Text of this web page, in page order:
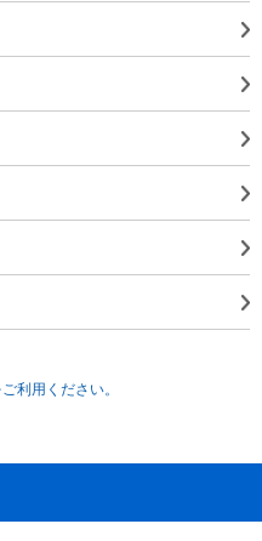
利用ください。